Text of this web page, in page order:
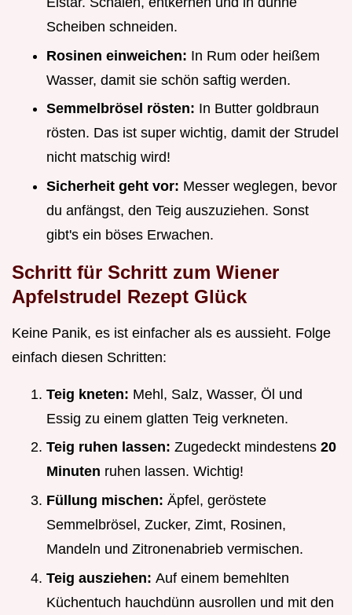
Scheiben schneiden.
Rosinen einweichen: In Rum oder heißem
Wasser, damit sie schön saftig werden.
Semmelbrösel rösten: In Butter goldbraun
rösten. Das ist super wichtig, damit der Strudel
nicht matschig wird!
Sicherheit geht vor: Messer weglegen, bevor
du anfängst, den Teig auszuziehen. Sonst
gibt's ein böses Erwachen.
Schritt für Schritt zum Wiener
Apfelstrudel Rezept Glück
Keine Panik, es ist einfacher als es aussieht. Folge
einfach diesen Schritten:
Teig kneten: Mehl, Salz, Wasser, Öl und
Essig zu einem glatten Teig verkneten.
Teig ruhen lassen: Zugedeckt mindestens 20
Minuten ruhen lassen. Wichtig!
Füllung mischen: Äpfel, geröstete
Semmelbrösel, Zucker, Zimt, Rosinen,
Mandeln und Zitronenabrieb vermischen.
Teig ausziehen: Auf einem bemehlten
Küchentuch hauchdünn ausrollen und mit den